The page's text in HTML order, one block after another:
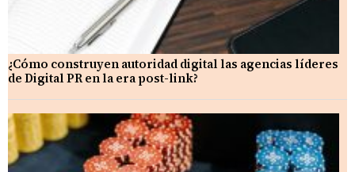
¿Cómo construyen autoridad digital las agencias líderes
de Digital PR en la era post-link?